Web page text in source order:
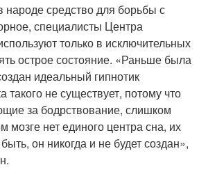
средство для борьбы с
специалисты Центра
только в исключительных
острое состояние. «Раньше была
идеальный гипнотик
такого не существует, потому что
за бодрствование, слишком
мозге нет единого центра сна, их
он никогда и не будет создан»,